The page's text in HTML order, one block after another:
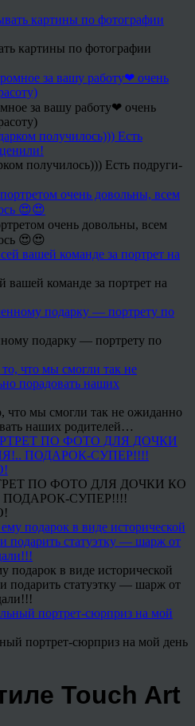
картины по фотографии
за вашу работу❤ очень
получилось))) Есть подруги-
очень довольны, всем
😍😍
вашей команде за портрет на
подарку — портрету по
что мы смогли так не ожиданно
наших родителей…
ПО ФОТО ДЛЯ ДОЧКИ КО
ПОДАРОК-СУПЕР!!!!
подарок в виде исторической
подарить статуэтку — шарж от
портрет-сюрприз на мой день
Touch Art